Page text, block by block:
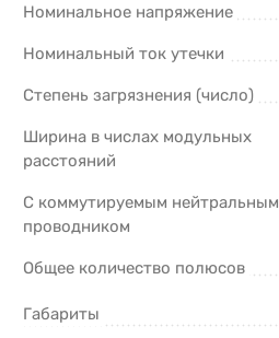
Номинальное напряжение
Номинальный ток утечки
Степень загрязнения (число)
Ширина в числах модульных
расстояний
С коммутируемым нейтральным
проводником
Общее количество полюсов
Габариты